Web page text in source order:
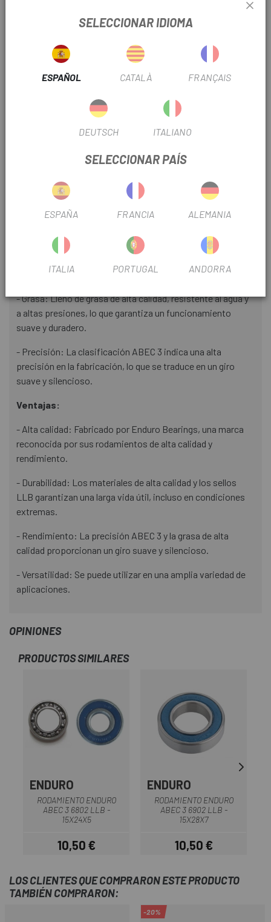
FICHA DE PRODUCTO
TEMPORADA
INFORMACIÓN DEL PRODUCTO
Características:
- Dimensiones: 18x30x7mm (diámetro interno, diámetro
externo y ancho, respectivamente).
- Material: Acero al cromo de alta calidad, endurecido y
corrosión.
- Sellos: LLB (doble labio, laberinto), que ofrecen una
prolongando la vida útil del rodamiento.
- Grasa: Lleno de grasa de alta calidad, resistente al agua y
a altas presiones, lo que garantiza un funcionamiento
suave y duradero.
- Precisión: La clasificación ABEC 3 indica una alta
precisión en la fabricación, lo que se traduce en un giro
suave y silencioso.
Ventajas:
- Alta calidad: Fabricado por Enduro Bearings, una marca
reconocida por sus rodamientos de alta calidad y
rendimiento.
- Durabilidad: Los materiales de alta calidad y los sellos
LLB garantizan una larga vida útil, incluso en condiciones
extremas.
- Rendimiento: La precisión ABEC 3 y la grasa de alta
calidad proporcionan un giro suave y silencioso.
- Versatilidad: Se puede utilizar en una amplia variedad de
aplicaciones.
OPINIONES
PRODUCTOS SIMILARES
ENDURO
RODAMIENTO ENDURO
ABEC 3 6802 LLB -
15X24X5
Precio
10,50 €
ENDURO
RODAMIENTO ENDURO
ABEC 3 6902 LLB -
15X28X7
Precio
10,50 €
LOS CLIENTES QUE COMPRARON ESTE PRODUCTO
TAMBIÉN COMPRARON:
-20%
SELECCIONAR IDIOMA
ESPAÑOL CATALÀ FRANÇAIS
DEUTSCH ITALIANO
SELECCIONAR PAÍS
ESPAÑA FRANCIA ALEMANIA
ITALIA PORTUGAL ANDORRA